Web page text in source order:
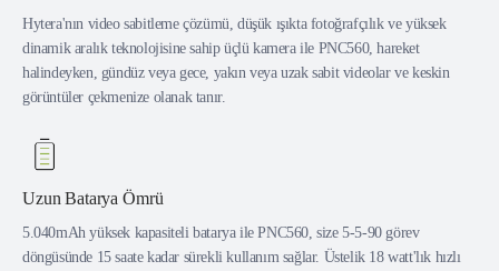
Hytera'nın video sabitleme çözümü, düşük ışıkta fotoğrafçılık ve yüksek
dinamik aralık teknolojisine sahip üçlü kamera ile PNC560, hareket
halindeyken, gündüz veya gece, yakın veya uzak sabit videolar ve keskin
görüntüler çekmenize olanak tanır.
Uzun Batarya Ömrü
5.040mAh yüksek kapasiteli batarya ile PNC560, size 5-5-90 görev
döngüsünde 15 saate kadar sürekli kullanım sağlar. Üstelik 18 watt'lık hızlı